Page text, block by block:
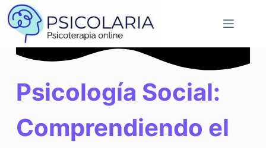
Saltar
contenido
Psicología Social:
Comprendiendo el